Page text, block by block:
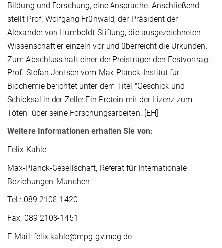
Bildung und Forschung, eine Ansprache. Anschließend
stellt Prof. Wolfgang Frühwald, der Präsident der
Alexander von Humboldt-Stiftung, die ausgezeichneten
Wissenschaftler einzeln vor und überreicht die Urkunden.
Zum Abschluss hält einer der Preisträger den Festvortrag:
Prof. Stefan Jentsch vom Max-Planck-Institut für
Biochemie berichtet unter dem Titel "Geschick und
Schicksal in der Zelle: Ein Protein mit der Lizenz zum
Töten" über seine Forschungsarbeiten. [EH]
Weitere Informationen erhalten Sie von:
Felix Kahle
Max-Planck-Gesellschaft, Referat für Internationale
Beziehungen, München
Tel.: 089 2108-1420
Fax: 089 2108-1451
E-Mail: felix.kahle@mpg-gv.mpg.de